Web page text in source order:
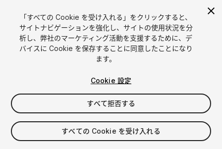
1 /6
$12.99
消費税は決済時に計算されます
「すべての Cookie を受け入れる」をクリックすると、
サイトナビゲーションを強化し、サイトの使用状況を分
析し、弊社のマーケティング活動を支援するために、デ
バイスに Cookie を保存することに同意したことになり
ます。
Cookie 設定
すべて拒否する
すべての Cookie を受け入れる